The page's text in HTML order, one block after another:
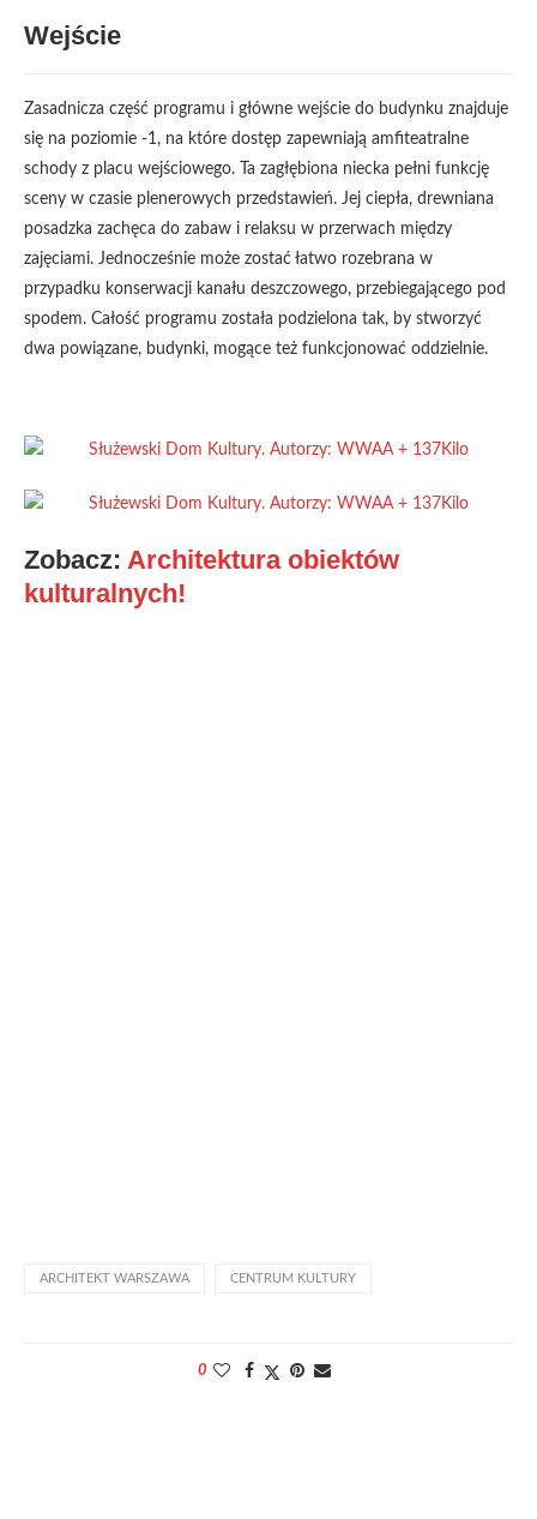
Wejście
Zasadnicza część programu i główne wejście do budynku znajduje
się na poziomie -1, na które dostęp zapewniają amfiteatralne
schody z placu wejściowego. Ta zagłębiona niecka pełni funkcję
sceny w czasie plenerowych przedstawień. Jej ciepła, drewniana
posadzka zachęca do zabaw i relaksu w przerwach między
zajęciami. Jednocześnie może zostać łatwo rozebrana w
przypadku konserwacji kanału deszczowego, przebiegającego pod
spodem. Całość programu została podzielona tak, by stworzyć
dwa powiązane, budynki, mogące też funkcjonować oddzielnie.
Zobacz: Architektura obiektów
kulturalnych!
ARCHITEKT WARSZAWA CENTRUM KULTURY
0